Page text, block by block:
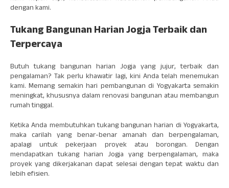
dengan kami.
Tukang Bangunan Harian Jogja Terbaik dan
Terpercaya
Butuh tukang bangunan harian Jogja yang jujur, terbaik dan
pengalaman? Tak perlu khawatir lagi, kini Anda telah menemukan
kami. Memang semakin hari pembangunan di Yogyakarta semakin
meningkat, khususnya dalam renovasi bangunan atau membangun
rumah tinggal.
Ketika Anda membutuhkan tukang bangunan harian di Yogyakarta,
maka carilah yang benar-benar amanah dan berpengalaman,
apalagi untuk pekerjaan proyek atau borongan. Dengan
mendapatkan tukang harian Jogja yang berpengalaman, maka
proyek yang dikerjakanan dapat selesai dengan tepat waktu dan
lebih efisien.